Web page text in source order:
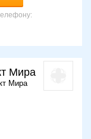
Мира
Мира